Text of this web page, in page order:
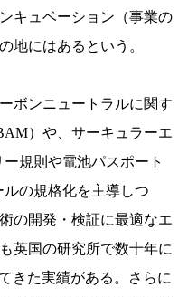
キュベーション（事業の
地にはあるという。
ボンニュートラルに関す
）や、サーキュラーエ
規則や電池パスポート
の規格化を主導しつ
の開発・検証に最適なエ
英国の研究所で数十年に
きた実績がある。さらに